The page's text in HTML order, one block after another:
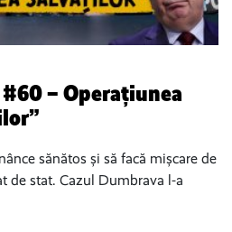
– Operațiunea
sănătos și să facă mișcare de
de stat. Cazul Dumbrava l-a